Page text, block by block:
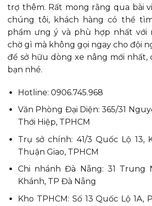
trợ thêm. Rất mong rằng qua bài
chúng tôi, khách hàng có thể
phẩm ưng ý và phù hợp nhất với
chờ gì mà không gọi ngay cho đội
để sở hữu dòng xe nâng mới nhất,
bạn nhé.
Hotline: 0906.745.968
Văn Phòng Đại Diện: 365/31
Thới Hiệp, TPHCM
Trụ sở chính: 41/3 Quốc Lộ 13,
Thuận Giao, TPHCM
Chi nhánh Đà Nẵng: 31 Trung
Khánh, TP Đà Nẵng
Kho TPHCM: Số 13 Quốc Lộ 1A,